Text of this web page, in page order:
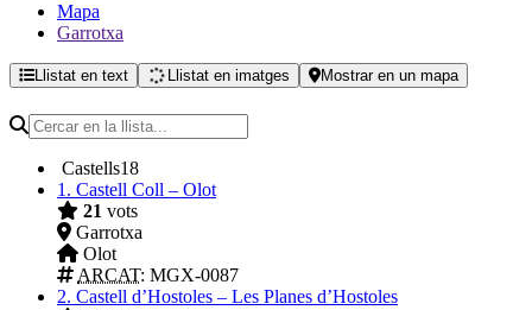
Mapa
Garrotxa
Llistat en text Llistat en imatges Mostrar en un mapa
Castells18
1. Castell Coll – Olot
21 vots
Garrotxa
Olot
ARCAT: MGX-0087
2. Castell d’Hostoles – Les Planes d’Hostoles